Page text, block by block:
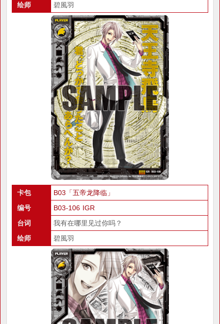
绘师
碧風羽
卡包
B03「五帝龙降临」
编号
B03-106 IGR
台词
我有在哪里见过你吗？
绘师
碧風羽